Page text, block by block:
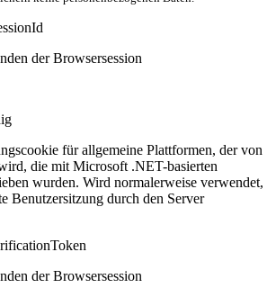
der Browsersession
für allgemeine Plattformen, der von
die mit Microsoft .NET-basierten
wurden. Wird normalerweise verwendet,
Benutzersitzung durch den Server
der Browsersession